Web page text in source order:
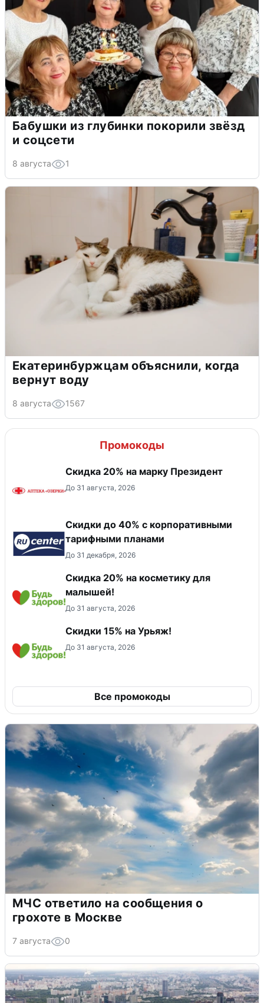
Бабушки из глубинки покорили звёзд
и соцсети
8 августа 1
Екатеринбуржцам объяснили, когда
вернут воду
8 августа 1567
Промокоды
Скидка 20% на марку Президент
До 31 августа, 2026
Скидки до 40% с корпоративными
тарифными планами
До 31 декабря, 2026
Скидка 20% на косметику для
малышей!
До 31 августа, 2026
Скидки 15% на Урьяж!
До 31 августа, 2026
Все промокоды
МЧС ответило на сообщения о
грохоте в Москве
7 августа 0